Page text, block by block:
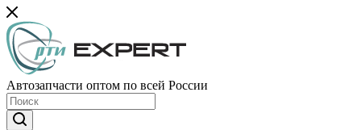
Автозапчасти оптом по всей России